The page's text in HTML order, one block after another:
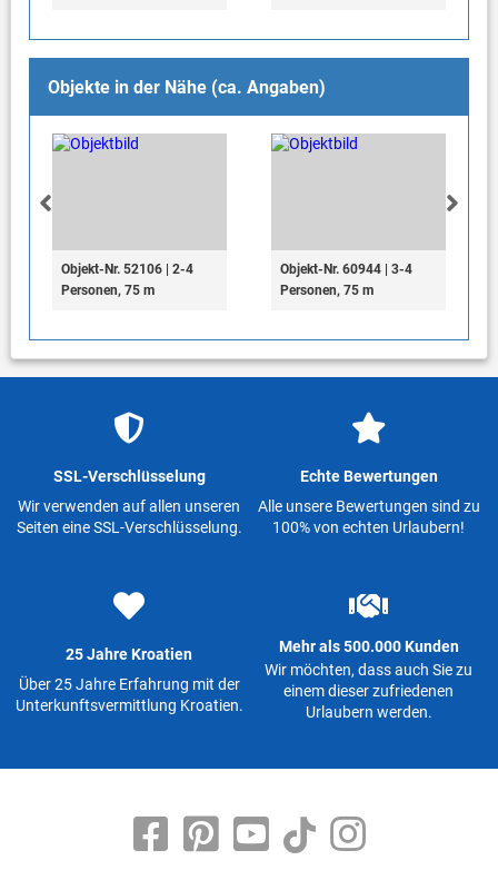
Objekte in der Nähe (ca. Angaben)
Objekt-Nr. 52106 | 2-4
Personen, 75 m
Objekt-Nr. 60944 | 3-4
Personen, 75 m
SSL-Verschlüsselung
Wir verwenden auf allen unseren
Seiten eine SSL-Verschlüsselung.
Echte Bewertungen
Alle unsere Bewertungen sind zu
100% von echten Urlaubern!
25 Jahre Kroatien
Über 25 Jahre Erfahrung mit der
Unterkunftsvermittlung Kroatien.
Mehr als 500.000 Kunden
Wir möchten, dass auch Sie zu
einem dieser zufriedenen
Urlaubern werden.